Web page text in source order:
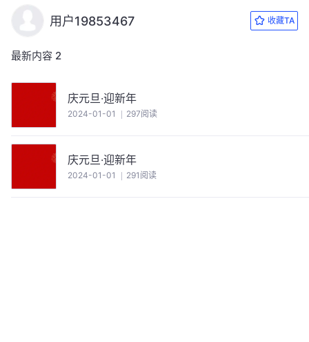
用户19853467 收藏TA
最新内容 2
庆元旦·迎新年
2024-01-01 297阅读
庆元旦·迎新年
2024-01-01 291阅读